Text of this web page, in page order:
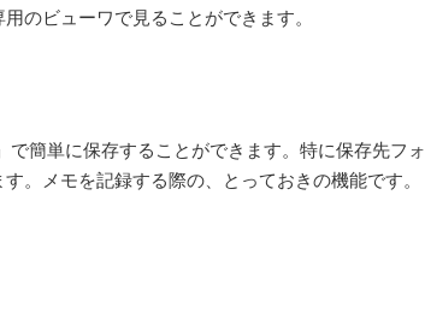
のビューワで見ることができます。
簡単に保存することができます。特に保存先フォ
。メモを記録する際の、とっておきの機能です。